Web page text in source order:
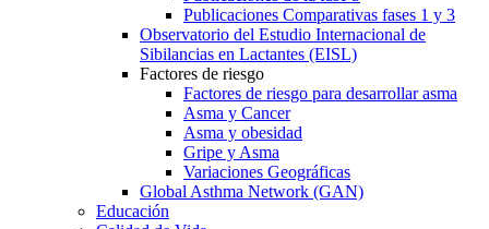
Publicaciones Comparativas fases 1 y 3
Observatorio del Estudio Internacional de
Sibilancias en Lactantes (EISL)
Factores de riesgo
Factores de riesgo para desarrollar asma
Asma y Cancer
Asma y obesidad
Gripe y Asma
Variaciones Geográficas
Global Asthma Network (GAN)
Educación